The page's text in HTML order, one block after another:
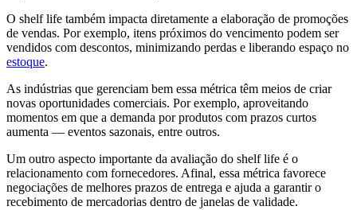
O shelf life também impacta diretamente a elaboração de promoções
de vendas. Por exemplo, itens próximos do vencimento podem ser
vendidos com descontos, minimizando perdas e liberando espaço no
estoque.
As indústrias que gerenciam bem essa métrica têm meios de criar
novas oportunidades comerciais. Por exemplo, aproveitando
momentos em que a demanda por produtos com prazos curtos
aumenta — eventos sazonais, entre outros.
Um outro aspecto importante da avaliação do shelf life é o
relacionamento com fornecedores. Afinal, essa métrica favorece
negociações de melhores prazos de entrega e ajuda a garantir o
recebimento de mercadorias dentro de janelas de validade.